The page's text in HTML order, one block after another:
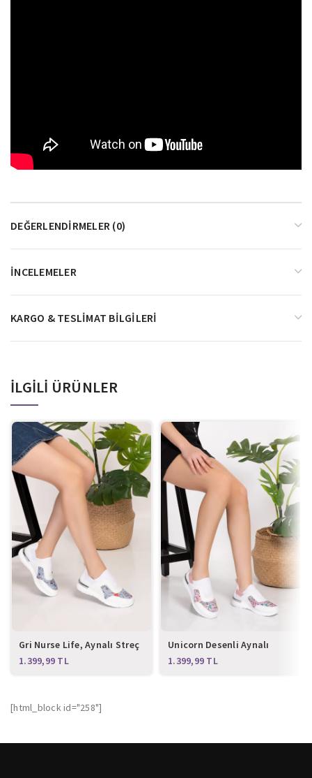
DEĞERLENDIRMELER (0)
İNCELEMELER
KARGO & TESLIMAT BILGILERI
İLGILI ÜRÜNLER
Gri Nurse Life, Aynalı Streç
Ortopedik Spor Ayakkabı
TL
Unicorn Desenli Aynalı
Streç Ortopedik Spor
Ayakkabı
TL
[html_block id="258"]